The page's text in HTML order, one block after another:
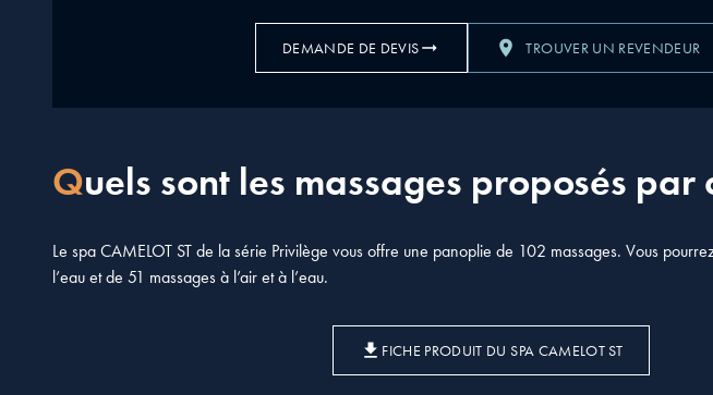
DEMANDE DE DEVIS TROUVER UN REVENDEUR
Quels sont les massages proposés par
Le spa CAMELOT ST de la série Privilège vous offre une panoplie de 102 massages. Vous
l’eau et de 51 massages à l’air et à l’eau.
FICHE PRODUIT DU SPA CAMELOT ST